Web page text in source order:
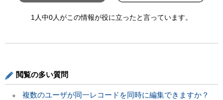
1人中0人がこの情報が役に立ったと言っています。
閲覧の多い質問
複数のユーザが同一レコードを同時に編集できますか？